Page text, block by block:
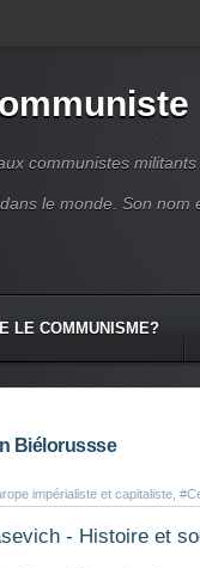
communistes
le monde. Son nom
LE COMMUNISME?
Biélorussse
impérialiste et capitaliste
- Histoire et